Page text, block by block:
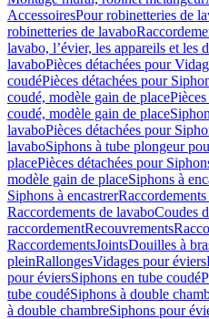
AccessoiresPour robinetteries de
robinetteries de lavabo
lavabo, l’évier, les appareils et les
lavaboPièces détachées pour
coudéPièces détachées pour
coudé, modèle gain de place
coudé, modèle gain de place
lavaboPièces détachées pour
lavaboSiphons à tube plongeur
placePièces détachées pour
modèle gain de placeSiphons à
Siphons à encastrer
Raccordements de lavaboCoudes
raccordementRecouvrements
RaccordementsJointsDouilles à
pleinRallongesVidages pour éviers
pour éviersSiphons en tube coudé
tube coudéSiphons à double
à double chambreSiphons pour